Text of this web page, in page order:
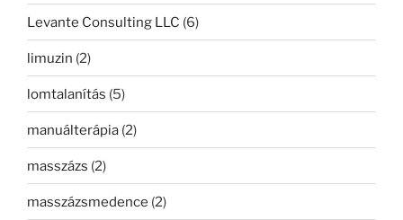
Levante Consulting LLC (6)
limuzin (2)
lomtalanítás (5)
manuálterápia (2)
masszázs (2)
masszázsmedence (2)